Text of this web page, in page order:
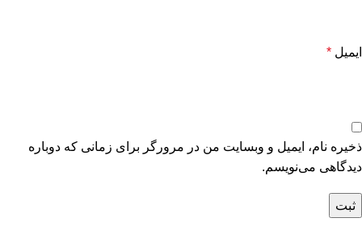
ایمیل *
ذخیره نام، ایمیل و وبسایت من در مرورگر برای زمانی که دوباره
دیدگاهی می‌نویسم.